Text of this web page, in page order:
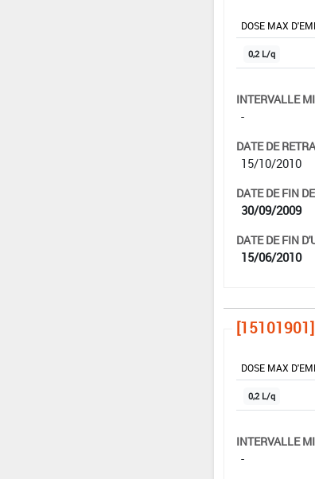
DOSE MAX
0,2 L/q
INTERVALLE
-
DATE DE
15/10/2010
DATE DE FIN
30/09/2009
DATE DE FIN
15/06/2010
[15101901]
DOSE MAX
0,2 L/q
INTERVALLE
-